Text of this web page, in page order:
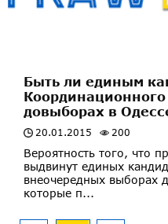
Быть ли единым
довыборах в
20.01.2015 200
Вероятность того, что
выдвинут единых
внеочередных выборах
которые п...